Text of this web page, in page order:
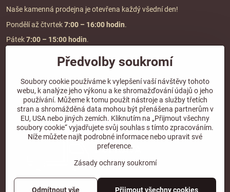
Naše kamenná prodejna je otevřena každý všední den!
Pondělí až čtvrtek7:00 – 16:00 hodin.
Pátek7:00 – 15:00 hodin.
Doprava a platba
DOPRAVA ZDARMA
při objednávce nad2000 Kč vč. DPH.
*Nevztahuje se na paletovou přepravu.
Předvolby soukromí
Soubory cookie používáme k vylepšení vaší návštěvy tohoto
webu, k analýze jeho výkonu a ke shromažďování údajů o jeho
používání. Můžeme k tomu použít nástroje a služby třetích
stran a shromážděná data mohou být přenášena partnerům v
EU, USA nebo jiných zemích. Kliknutím na „Přijmout všechny
soubory cookie“ vyjadřujete svůj souhlas s tímto zpracováním.
Níže můžete najít podrobné informace nebo upravit své
preference.
Zásady ochrany soukromí
Přijmout všechny cookies
Odmítnout vše